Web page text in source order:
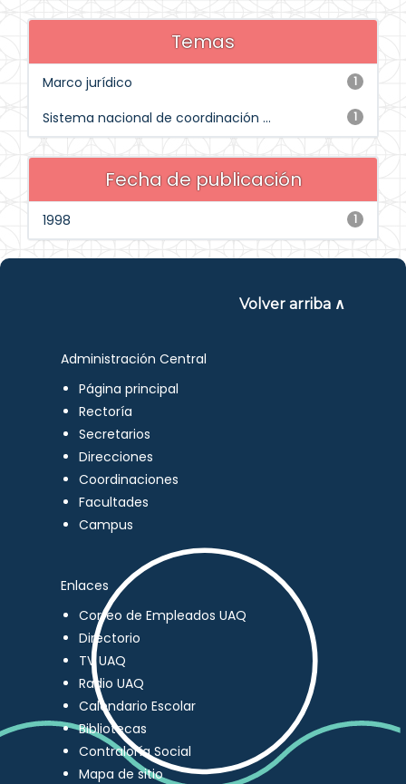
Temas
1
Marco jurídico
1
Sistema nacional de coordinación ...
Fecha de publicación
1
1998
Volver arriba ∧
Administración Central
Página principal
Rectoría
Secretarios
Direcciones
Coordinaciones
Facultades
Campus
Enlaces
Correo de Empleados UAQ
Directorio
TV UAQ
Radio UAQ
Calendario Escolar
Bibliotecas
Contraloría Social
Mapa de sitio